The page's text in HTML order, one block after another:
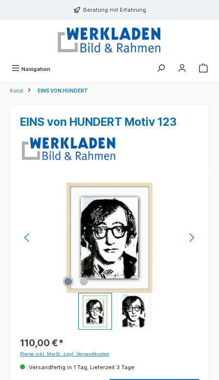
Beratung mit Erfahrung
Navigation
Kunst EINS VON HUNDERT
EINS von HUNDERT Motiv 123
Bildergalerie überspringen
110,00 €*
Preise inkl. MwSt. zzgl. Versandkosten
Versandfertig in 1 Tag, Lieferzeit 3 Tage